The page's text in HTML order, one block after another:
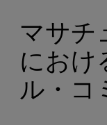
マサチ
におけ
ル・コ